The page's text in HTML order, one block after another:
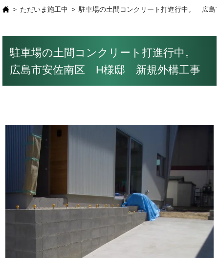
ただいま施工中 駐車場の土間コンクリート打進行中。 広
駐車場の土間コンクリート打進行中。
広島市安佐南区 H様邸 新規外構工事